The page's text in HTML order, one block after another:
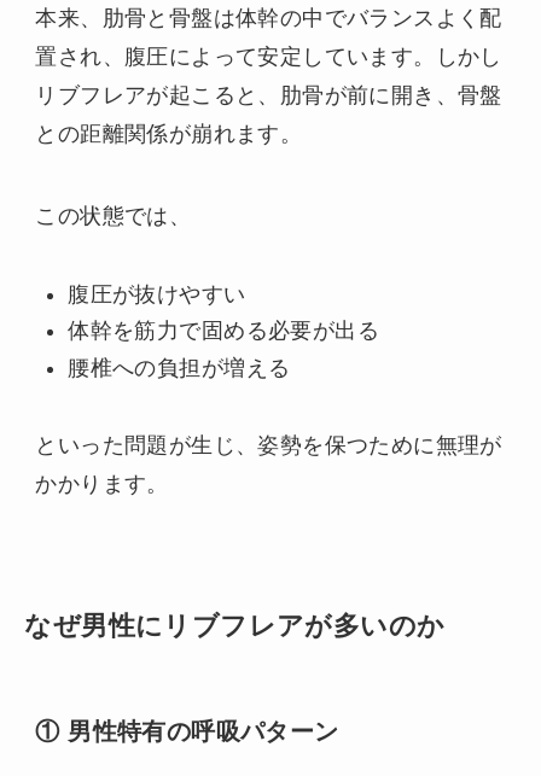
本来、肋骨と骨盤は体幹の中でバランスよく配
置され、腹圧によって安定しています。しかし
リブフレアが起こると、肋骨が前に開き、骨盤
との距離関係が崩れます。
この状態では、
腹圧が抜けやすい
体幹を筋力で固める必要が出る
腰椎への負担が増える
といった問題が生じ、姿勢を保つために無理が
かかります。
なぜ男性にリブフレアが多いのか
① 男性特有の呼吸パターン